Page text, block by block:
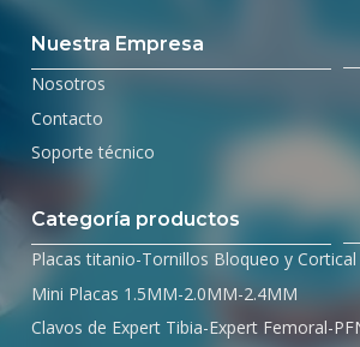
Nuestra Empresa
Nosotros
Contacto
Soporte técnico
Categoría productos
Placas titanio-Tornillos Bloqueo y Cortical
Mini Placas 1.5MM-2.0MM-2.4MM
Clavos de Expert Tibia-Expert Femoral-